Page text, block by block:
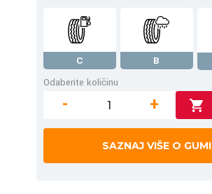
C B
Odaberite količinu
- +
SAZNAJ VIŠE O GUMI